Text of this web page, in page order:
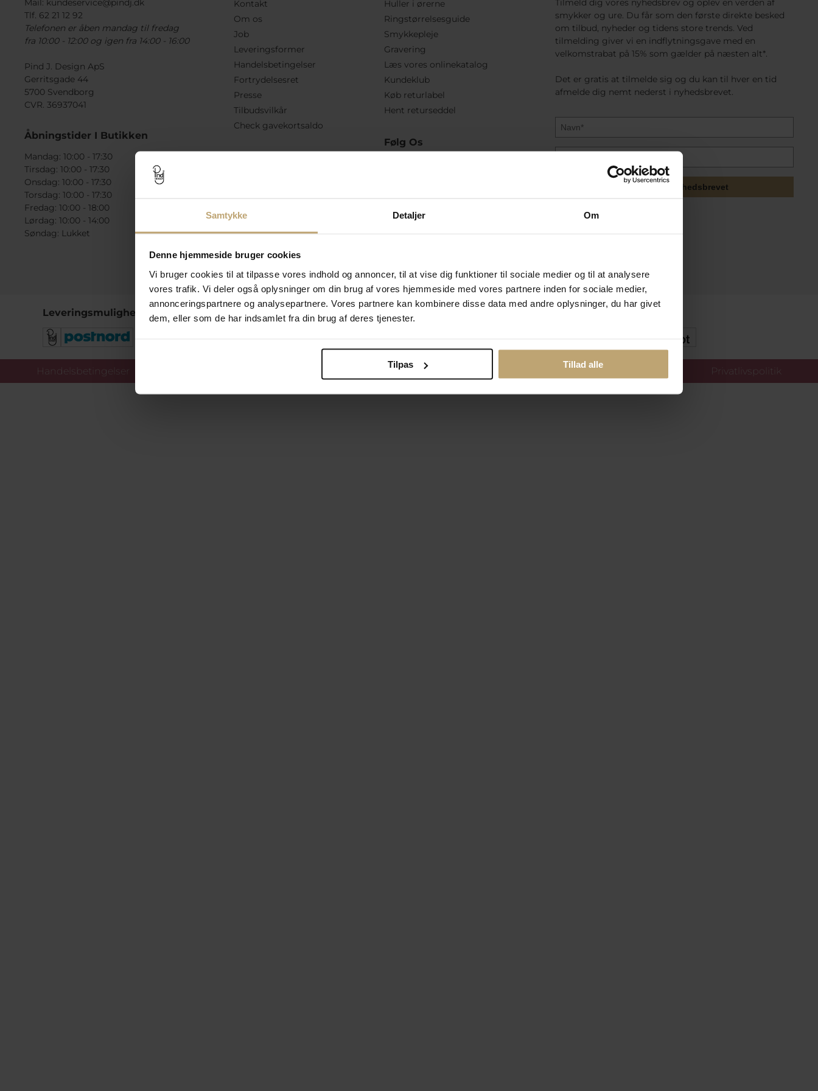
Samtykke Detaljer Om
Denne hjemmeside bruger cookies
Vi bruger cookies til at tilpasse vores indhold og annoncer, til at vise dig funktioner til sociale medier og til at analysere
vores trafik. Vi deler også oplysninger om din brug af vores hjemmeside med vores partnere inden for sociale medier,
annonceringspartnere og analysepartnere. Vores partnere kan kombinere disse data med andre oplysninger, du har givet
dem, eller som de har indsamlet fra din brug af deres tjenester.
Tilpas Tillad alle
Mail: kundeservice@pindj.dk
Tlf. 62 21 12 92
Telefonen er åben mandag til fredag
fra 10:00 - 12:00 og igen fra 14:00 - 16:00
Pind J. Design ApS
Gerritsgade 44
5700 Svendborg
CVR. 36937041
Åbningstider I Butikken
Mandag: 10:00 - 17:30
Tirsdag: 10:00 - 17:30
Onsdag: 10:00 - 17:30
Torsdag: 10:00 - 17:30
Fredag: 10:00 - 18:00
Lørdag: 10:00 - 14:00
Søndag: Lukket
Kontakt
Om os
Job
Leveringsformer
Handelsbetingelser
Fortrydelsesret
Presse
Tilbudsvilkår
Check gavekortsaldo
Huller i ørerne
Ringstørrelsesguide
Smykkepleje
Gravering
Læs vores onlinekatalog
Kundeklub
Køb returlabel
Hent returseddel
Følg Os
Tilmeld dig vores nyhedsbrev og oplev en verden af
smykker og ure. Du får som den første direkte besked
om tilbud, nyheder og tidens store trends. Ved
tilmelding giver vi en indflytningsgave med en
velkomstrabat på 15% som gælder på næsten alt*.
Det er gratis at tilmelde sig og du kan til hver en tid
afmelde dig nemt nederst i nyhedsbrevet.
Tilmeld mig nyhedsbrevet
Leveringsmuligheder Betalingsmuligheder Sikker Og Tryg E-Handel
Handelsbetingelser Ændr cookie-indstillinger Privatlivspolitik